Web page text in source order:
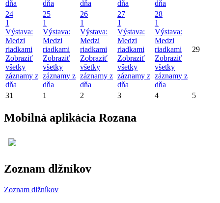
dňa
dňa
dňa
dňa
dňa
24
1
Výstava:
Medzi
riadkami
Zobraziť
všetky
záznamy z
dňa
25
1
Výstava:
Medzi
riadkami
Zobraziť
všetky
záznamy z
dňa
26
1
Výstava:
Medzi
riadkami
Zobraziť
všetky
záznamy z
dňa
27
1
Výstava:
Medzi
riadkami
Zobraziť
všetky
záznamy z
dňa
28
1
Výstava:
Medzi
riadkami
Zobraziť
všetky
záznamy z
dňa
29
31 1 2 3 4 5
Mobilná aplikácia Rozana
Zoznam dlžníkov
Zoznam dlžníkov